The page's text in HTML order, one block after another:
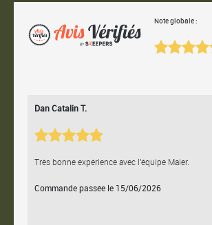
Note globale :
Dan Catalin T.
Très bonne expérience avec l'équipe Maier.
Commande passée le 15/06/2026